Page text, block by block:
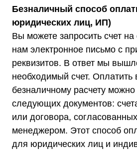
Безналичный способ
юридических лиц, ИП)
Вы можете запросить счет на
нам электронное письмо с
реквизитов. В ответ мы
необходимый счет. Оплатить
безналичному расчету
следующих документов:
или договора,
менеджером. Этот способ
для юридических лиц и
Стабилизаторы три фазы в одну
Стабилизаторы для котлов Серия
(Т)
Стабилизаторы инверторные ИнСтаб
Стабилизаторы серии R
Стабилизаторы в стойку Rack 19
Стабилизаторы настенные
Источники бесперебойного питания
Однофазные ИБП
ИБП постоянного тока
Комплекты ИБП и стабилизаторов
Аксессуары